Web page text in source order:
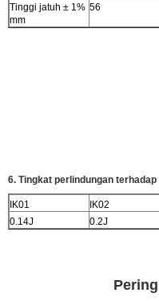
Tinggi jatuh ± 1%
mm
56
6. Tingkat perlindungan
IK01 IK02
0.14J
0.2J